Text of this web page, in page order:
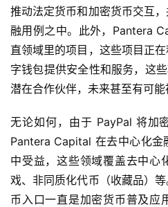
推动法定货币和加密货币交互
融用例之中。此外，Pantera
直领域里的项目，这些项目正
字钱包提供安全性和服务，这
潜在合作伙伴，未来甚至有可能
无论如何，由于 PayPal 将加
Pantera Capital 在去中心化金
中受益，这些领域覆盖去中心
戏、非同质化代币（收藏品）
币入口一直是加密货币普及应